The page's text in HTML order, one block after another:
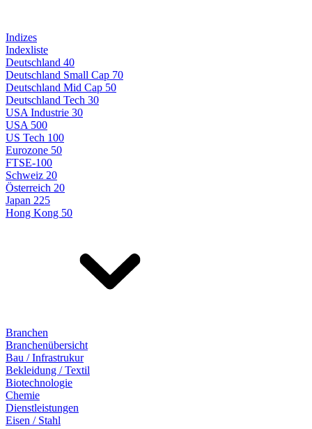
Indizes
Indexliste
Deutschland 40
Deutschland Small Cap 70
Deutschland Mid Cap 50
Deutschland Tech 30
USA Industrie 30
USA 500
US Tech 100
Eurozone 50
FTSE-100
Schweiz 20
Österreich 20
Japan 225
Hong Kong 50
Branchen
Branchenübersicht
Bau / Infrastrukur
Bekleidung / Textil
Biotechnologie
Chemie
Dienstleistungen
Eisen / Stahl